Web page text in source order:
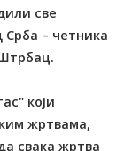
све
Срба – четника
који
жртвама,
свака жртва